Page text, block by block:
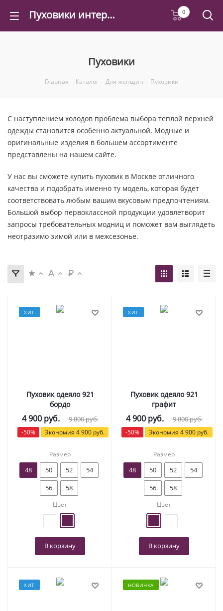
Пуховики интернет магазин в Москве | купить пуховики недорого в розницу - Felicea 0
Пуховики
Главная - Каталог - Для женщин - Пуховики
С наступлением холодов проблема выбора теплой верхней
одежды становится особенно актуальной. Модные и
оригинальные изделия в большем ассортименте
представлены на нашем сайте.
У нас вы сможете купить пуховик в Москве отличного
качества и подобрать именно ту модель, которая будет
соответствовать любым вашим вкусовым предпочтениям.
Большой выбор первоклассной продукции удовлетворит
запросы требовательных модниц и поможет вам выглядеть
неотразимо зимой или в межсезонье.
ХИТ
Пуховик одеяло 921
бордо
4 900руб. 9 800руб.
-50% Экономия 4 900 руб.
Размер
48 50 52
54
56
58
Цвет
В корзину
ХИТ
Пуховик одеяло 921
графит
4 900руб. 9 800руб.
-50% Экономия 4 900 руб.
Размер
48 50 52
54
56
58
Цвет
В корзину
ХИТ НОВИНКА